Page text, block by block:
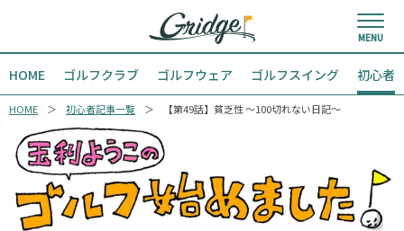
HOME ゴルフクラブ ゴルフウェア ゴルフスイング 初心者
HOME 初心者記事一覧 【第49話】貧乏性 〜100切れない日記～